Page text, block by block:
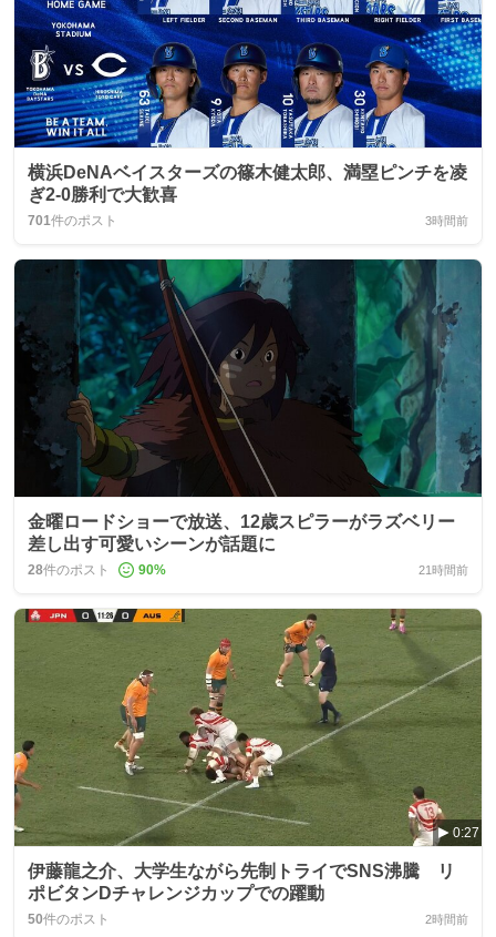
横浜DeNAベイスターズの篠木健太郎、満塁ピンチを凌
ぎ2-0勝利で大歓喜
701件のポスト 3時間前
金曜ロードショーで放送、12歳スピラーがラズベリー
差し出す可愛いシーンが話題に
28件のポスト 90% 21時間前
0:27
伊藤龍之介、大学生ながら先制トライでSNS沸騰 リ
ポビタンDチャレンジカップでの躍動
50件のポスト 2時間前